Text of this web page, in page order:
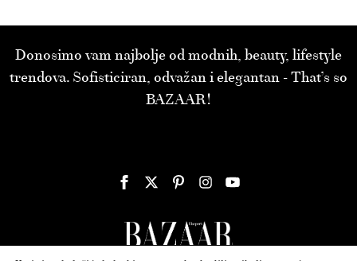
Donosimo vam najbolje od modnih, beauty, lifestyle
trendova. Sofisticiran, odvažan i elegantan - That’s so
BAZAAR!